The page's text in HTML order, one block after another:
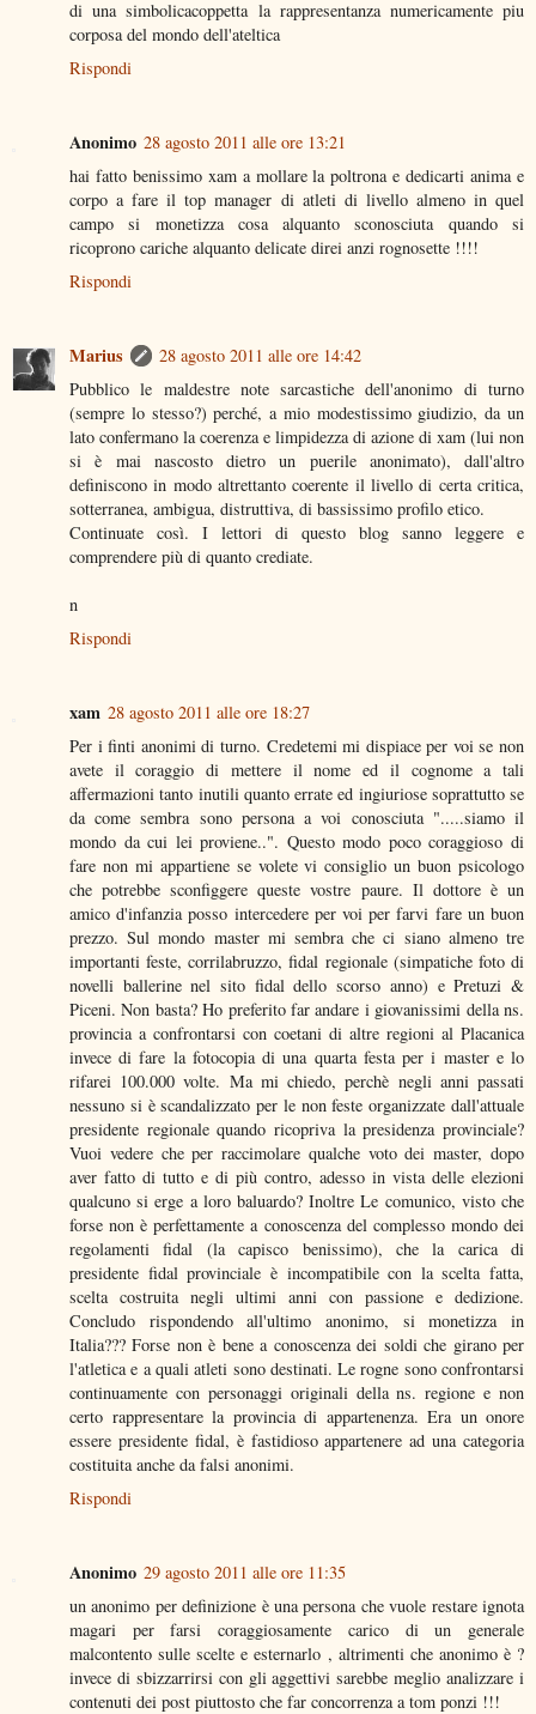
di una simbolicacoppetta la rappresentanza numericamente piu
corposa del mondo dell'ateltica
Rispondi
Anonimo 28 agosto 2011 alle ore 13:21
hai fatto benissimo xam a mollare la poltrona e dedicarti anima e
corpo a fare il top manager di atleti di livello almeno in quel
campo si monetizza cosa alquanto sconosciuta quando si
ricoprono cariche alquanto delicate direi anzi rognosette !!!!
Rispondi
Marius
28 agosto 2011 alle ore 14:42
Pubblico le maldestre note sarcastiche dell'anonimo di turno
(sempre lo stesso?) perché, a mio modestissimo giudizio, da un
lato confermano la coerenza e limpidezza di azione di xam (lui non
si è mai nascosto dietro un puerile anonimato), dall'altro
definiscono in modo altrettanto coerente il livello di certa critica,
sotterranea, ambigua, distruttiva, di bassissimo profilo etico.
Continuate così. I lettori di questo blog sanno leggere e
comprendere più di quanto crediate.
n
Rispondi
xam 28 agosto 2011 alle ore 18:27
Per i finti anonimi di turno. Credetemi mi dispiace per voi se non
avete il coraggio di mettere il nome ed il cognome a tali
affermazioni tanto inutili quanto errate ed ingiuriose soprattutto se
da come sembra sono persona a voi conosciuta ".....siamo il
mondo da cui lei proviene..". Questo modo poco coraggioso di
fare non mi appartiene se volete vi consiglio un buon psicologo
che potrebbe sconfiggere queste vostre paure. Il dottore è un
amico d'infanzia posso intercedere per voi per farvi fare un buon
prezzo. Sul mondo master mi sembra che ci siano almeno tre
importanti feste, corrilabruzzo, fidal regionale (simpatiche foto di
novelli ballerine nel sito fidal dello scorso anno) e Pretuzi &
Piceni. Non basta? Ho preferito far andare i giovanissimi della ns.
provincia a confrontarsi con coetani di altre regioni al Placanica
invece di fare la fotocopia di una quarta festa per i master e lo
rifarei 100.000 volte. Ma mi chiedo, perchè negli anni passati
nessuno si è scandalizzato per le non feste organizzate dall'attuale
presidente regionale quando ricopriva la presidenza provinciale?
Vuoi vedere che per raccimolare qualche voto dei master, dopo
aver fatto di tutto e di più contro, adesso in vista delle elezioni
qualcuno si erge a loro baluardo? Inoltre Le comunico, visto che
forse non è perfettamente a conoscenza del complesso mondo dei
regolamenti fidal (la capisco benissimo), che la carica di
presidente fidal provinciale è incompatibile con la scelta fatta,
scelta costruita negli ultimi anni con passione e dedizione.
Concludo rispondendo all'ultimo anonimo, si monetizza in
Italia??? Forse non è bene a conoscenza dei soldi che girano per
l'atletica e a quali atleti sono destinati. Le rogne sono confrontarsi
continuamente con personaggi originali della ns. regione e non
certo rappresentare la provincia di appartenenza. Era un onore
essere presidente fidal, è fastidioso appartenere ad una categoria
costituita anche da falsi anonimi.
Rispondi
Anonimo 29 agosto 2011 alle ore 11:35
un anonimo per definizione è una persona che vuole restare ignota
magari per farsi coraggiosamente carico di un generale
malcontento sulle scelte e esternarlo , altrimenti che anonimo è ?
invece di sbizzarrirsi con gli aggettivi sarebbe meglio analizzare i
contenuti dei post piuttosto che far concorrenza a tom ponzi !!!